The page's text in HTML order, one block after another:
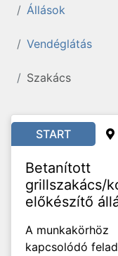
Állások
Vendéglátás
Szakács
START
Betanított
grillszakács/
előkészítő
A munkakörhöz
kapcsolódó